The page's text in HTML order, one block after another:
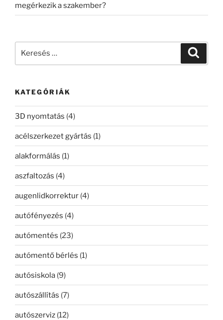
megérkezik a szakember?
KATEGÓRIÁK
3D nyomtatás (4)
acélszerkezet gyártás (1)
alakformálás (1)
aszfaltozás (4)
augenlidkorrektur (4)
autófényezés (4)
autómentés (23)
autómentő bérlés (1)
autósiskola (9)
autószállítás (7)
autószerviz (12)